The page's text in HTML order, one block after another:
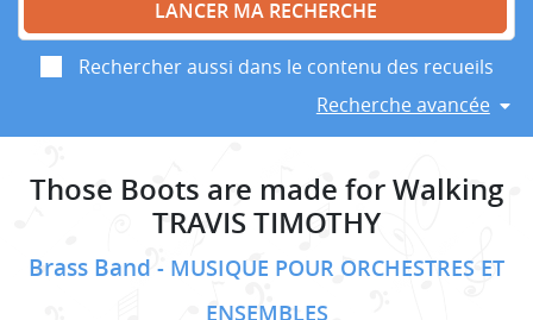
Rechercher aussi dans le contenu des recueils
Recherche avancée
Those Boots are made for Walking
TRAVIS TIMOTHY
Brass Band
MUSIQUE POUR ORCHESTRES ET
ENSEMBLES